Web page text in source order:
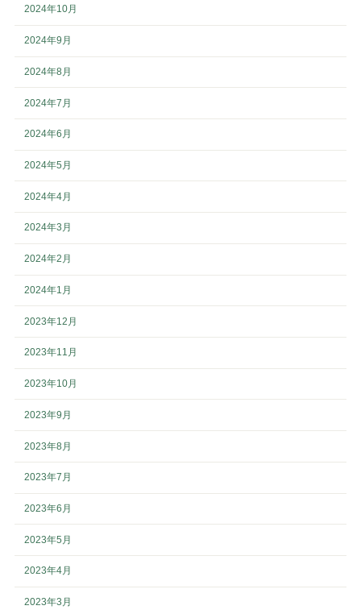
2024年10月
2024年9月
2024年8月
2024年7月
2024年6月
2024年5月
2024年4月
2024年3月
2024年2月
2024年1月
2023年12月
2023年11月
2023年10月
2023年9月
2023年8月
2023年7月
2023年6月
2023年5月
2023年4月
2023年3月